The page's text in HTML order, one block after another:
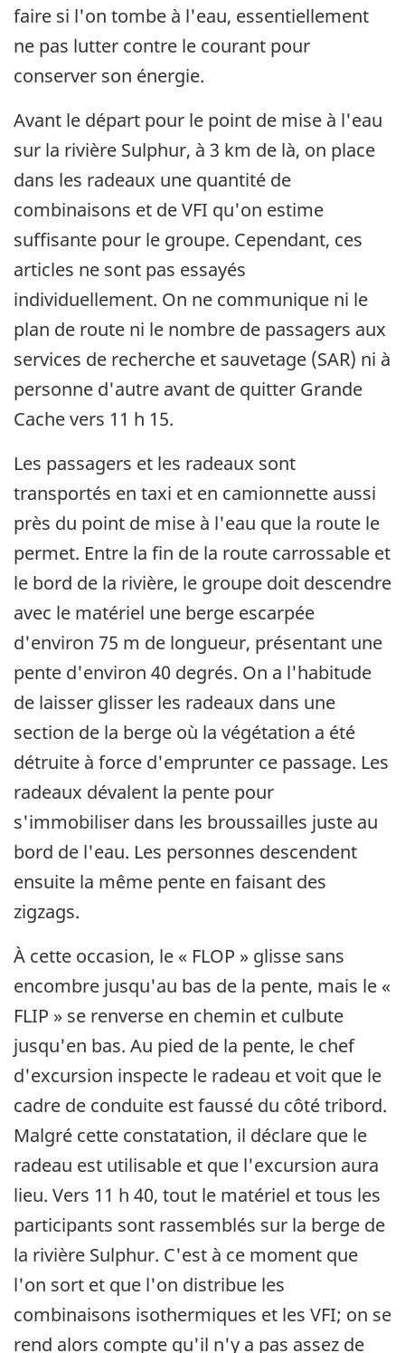
faire si l'on tombe à l'eau, essentiellement
ne pas lutter contre le courant pour
conserver son énergie.
Avant le départ pour le point de mise à l'eau
sur la rivière Sulphur, à 3 km de là, on place
dans les radeaux une quantité de
combinaisons et de VFI qu'on estime
suffisante pour le groupe. Cependant, ces
articles ne sont pas essayés
individuellement. On ne communique ni le
plan de route ni le nombre de passagers aux
services de recherche et sauvetage (SAR) ni à
personne d'autre avant de quitter Grande
Cache vers 11 h 15.
Les passagers et les radeaux sont
transportés en taxi et en camionnette aussi
près du point de mise à l'eau que la route le
permet. Entre la fin de la route carrossable et
le bord de la rivière, le groupe doit descendre
avec le matériel une berge escarpée
d'environ 75 m de longueur, présentant une
pente d'environ 40 degrés. On a l'habitude
de laisser glisser les radeaux dans une
section de la berge où la végétation a été
détruite à force d'emprunter ce passage. Les
radeaux dévalent la pente pour
s'immobiliser dans les broussailles juste au
bord de l'eau. Les personnes descendent
ensuite la même pente en faisant des
zigzags.
À cette occasion, le « FLOP » glisse sans
encombre jusqu'au bas de la pente, mais le «
FLIP » se renverse en chemin et culbute
jusqu'en bas. Au pied de la pente, le chef
d'excursion inspecte le radeau et voit que le
cadre de conduite est faussé du côté tribord.
Malgré cette constatation, il déclare que le
radeau est utilisable et que l'excursion aura
lieu. Vers 11 h 40, tout le matériel et tous les
participants sont rassemblés sur la berge de
la rivière Sulphur. C'est à ce moment que
l'on sort et que l'on distribue les
combinaisons isothermiques et les VFI; on se
rend alors compte qu'il n'y a pas assez de